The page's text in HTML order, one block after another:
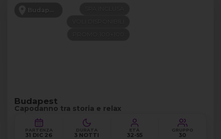
Budapest
Budapest
Capodanno tra storia e relax
PARTENZA
31 DIC 26
DURATA
3 NOTTI
ETÀ
32-55
GRUPPO
30